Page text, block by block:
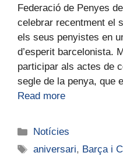
Federació de Penyes
celebrar recentment el
els seus penyistes en
d’esperit barcelonista.
participar als actes de
segle de la penya, que
Read more
Notícies
aniversari, Barça i